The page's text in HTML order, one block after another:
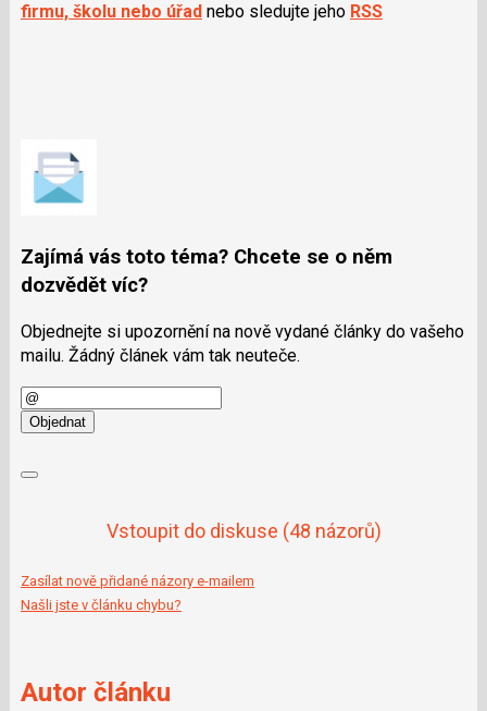
firmu, školu nebo úřad nebo sledujte jeho RSS
Zajímá vás toto téma? Chcete se o něm
dozvědět víc?
Objednejte si upozornění na nově vydané články do vašeho
mailu. Žádný článek vám tak neuteče.
E-
mail
Objednat
Vstoupit do diskuse (48 názorů)
Zasílat nově přidané názory e-mailem
Našli jste v článku chybu?
Autor článku